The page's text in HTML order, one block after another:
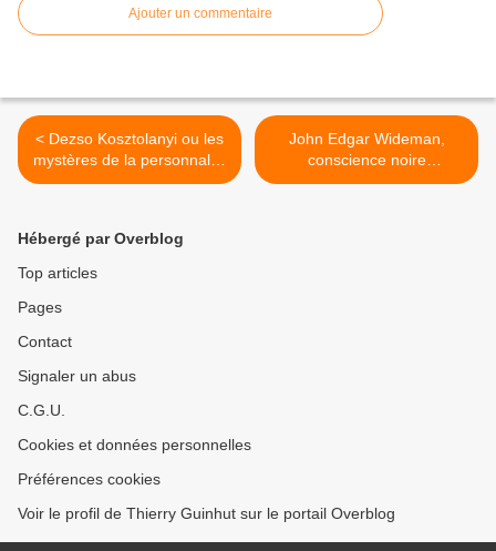
Ajouter un commentaire
< Dezso Kosztolanyi ou les
mystères de la personnalité
: Portraits, Kornél Esti, Une
John Edgar Wideman,
conscience noire
tourmentée. De la Trilogie
Hébergé par Overblog
Top articles
Pages
Contact
Signaler un abus
C.G.U.
Cookies et données personnelles
Préférences cookies
Voir le profil de Thierry Guinhut sur le portail Overblog